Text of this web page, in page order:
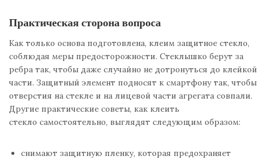
Практическая сторона вопроса
Как только основа подготовлена, клеим защитное стекло,
соблюдая меры предосторожности. Стеклышко берут за
ребра так, чтобы даже случайно не дотронуться до клейкой
части. Защитный элемент подносят к смартфону так, чтобы
отверстия на стекле и на лицевой части агрегата совпали.
Другие практические советы, как клеить
стекло самостоятельно, выглядят следующим образом:
снимают защитную пленку, которая предохраняет